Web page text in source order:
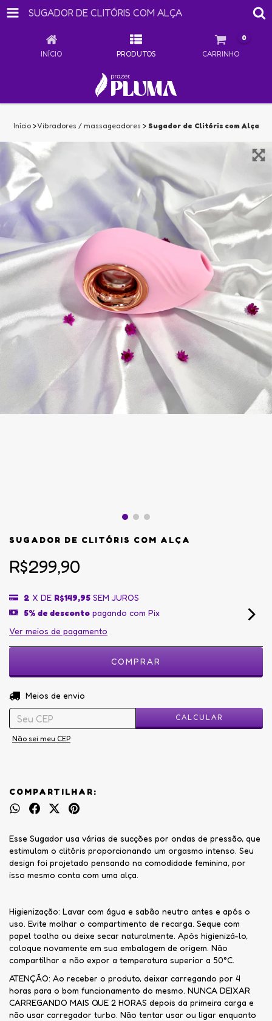
SUGADOR DE CLITÓRIS COM ALÇA
INÍCIO PRODUTOS CARRINHO
0
Início >Vibradores / massageadores > Sugador de Clitóris com Alça
SUGADOR DE CLITÓRIS COM ALÇA
R$299,90
2 X DE R$149,95 SEM JUROS
5% de desconto pagando com Pix
Ver meios de pagamento
Entregas para o CEP:
Meios de envio
CALCULAR
Não sei meu CEP
COMPARTILHAR:
Esse Sugador usa várias de sucções por ondas de pressão, que
estimulam o clitóris proporcionando um orgasmo intenso. Seu
design foi projetado pensando na comodidade feminina, por
isso mesmo conta com uma alça.
Higienização: Lavar com água e sabão neutro antes e após o
uso. Evite molhar o compartimento de recarga. Seque com
papel toalha ou deixe secar naturalmente. Após higienizá-lo,
coloque novamente em sua embalagem de origem. Não
compartilhar e não expor a temperatura superior a 50°C.
ATENÇÃO: Ao receber o produto, deixar carregando por 4
horas para o bom funcionamento do mesmo. NUNCA DEIXAR
CARREGANDO MAIS QUE 2 HORAS depois da primeira carga e
não usar carregador turbo. Não tentar usar ou ligar enquanto